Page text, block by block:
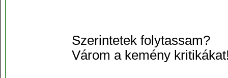
Szerintetek folytassam?
Várom a kemény